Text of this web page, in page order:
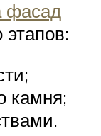
фасад
этапов:
камня;